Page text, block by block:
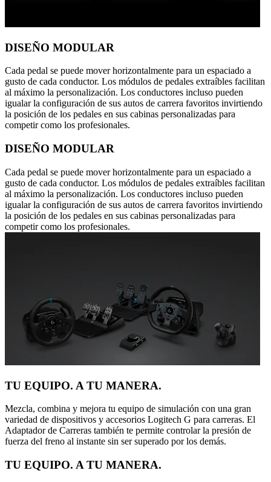
DISEÑO MODULAR
Cada pedal se puede mover horizontalmente para un espaciado a
gusto de cada conductor. Los módulos de pedales extraíbles facilitan
al máximo la personalización. Los conductores incluso pueden
igualar la configuración de sus autos de carrera favoritos invirtiendo
la posición de los pedales en sus cabinas personalizadas para
competir como los profesionales.
DISEÑO MODULAR
Cada pedal se puede mover horizontalmente para un espaciado a
gusto de cada conductor. Los módulos de pedales extraíbles facilitan
al máximo la personalización. Los conductores incluso pueden
igualar la configuración de sus autos de carrera favoritos invirtiendo
la posición de los pedales en sus cabinas personalizadas para
competir como los profesionales.
TU EQUIPO. A TU MANERA.
Mezcla, combina y mejora tu equipo de simulación con una gran
variedad de dispositivos y accesorios Logitech G para carreras. El
Adaptador de Carreras también te permite controlar la presión de
fuerza del freno al instante sin ser superado por los demás.
TU EQUIPO. A TU MANERA.